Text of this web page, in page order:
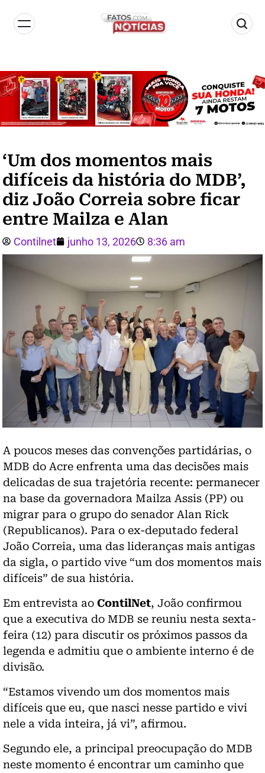
‘Um dos momentos mais
difíceis da história do MDB’,
diz João Correia sobre ficar
entre Mailza e Alan
Contilnet junho 13, 2026 8:36 am
A poucos meses das convenções partidárias, o
MDB do Acre enfrenta uma das decisões mais
delicadas de sua trajetória recente: permanecer
na base da governadora Mailza Assis (PP) ou
migrar para o grupo do senador Alan Rick
(Republicanos). Para o ex-deputado federal
João Correia, uma das lideranças mais antigas
da sigla, o partido vive “um dos momentos mais
difíceis” de sua história.
Em entrevista ao ContilNet, João confirmou
que a executiva do MDB se reuniu nesta sexta-
feira (12) para discutir os próximos passos da
legenda e admitiu que o ambiente interno é de
divisão.
“Estamos vivendo um dos momentos mais
difíceis que eu, que nasci nesse partido e vivi
nele a vida inteira, já vi”, afirmou.
Segundo ele, a principal preocupação do MDB
neste momento é encontrar um caminho que